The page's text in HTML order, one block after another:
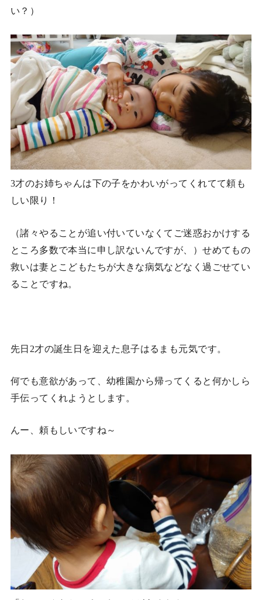
い？）
3才のお姉ちゃんは下の子をかわいがってくれてて頼も
しい限り！
（諸々やることが追い付いていなくてご迷惑おかけする
ところ多数で本当に申し訳ないんですが、）せめてもの
救いは妻とこどもたちが大きな病気などなく過ごせてい
ることですね。
先日2才の誕生日を迎えた息子はるまも元気です。
何でも意欲があって、幼稚園から帰ってくると何かしら
手伝ってくれようとします。
んー、頼もしいですね～